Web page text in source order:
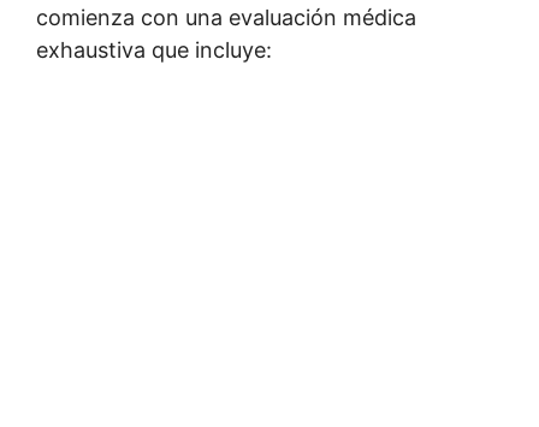
comienza con una evaluación médica
exhaustiva que incluye: